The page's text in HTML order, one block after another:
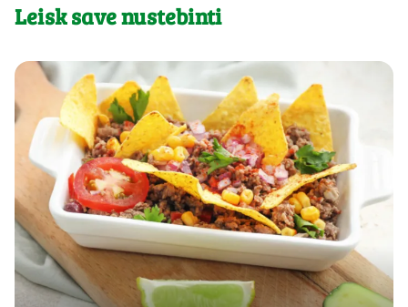
Leisk save nustebinti